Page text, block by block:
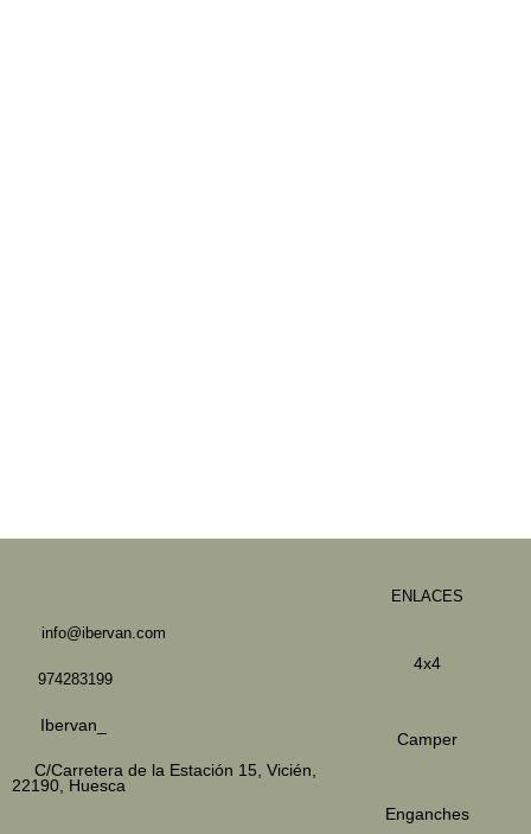
info@ibervan.com
974283199
Ibervan_
C/Carretera de la Estación 15, Vicién,
22190, Huesca
ENLACES
4x4
Camper
Enganches